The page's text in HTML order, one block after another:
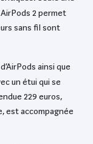
2 permet
sans fil sont
ainsi que
un étui qui se
229 euros,
est accompagnée